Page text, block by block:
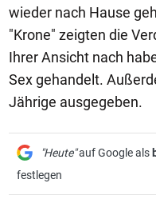
wieder nach Hause
"Krone" zeigten die
Ihrer Ansicht nach
Sex gehandelt.
Jährige ausgegeben.
"Heute"auf Google als
festlegen